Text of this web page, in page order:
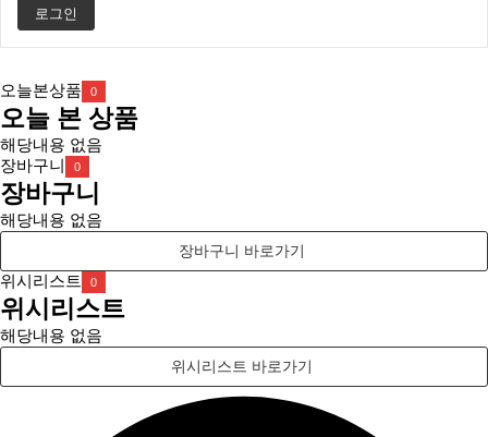
로그인
오늘본상품 0
오늘 본 상품
해당내용 없음
장바구니
0
장바구니
해당내용 없음
장바구니 바로가기
위시리스트 0
위시리스트
해당내용 없음
위시리스트 바로가기